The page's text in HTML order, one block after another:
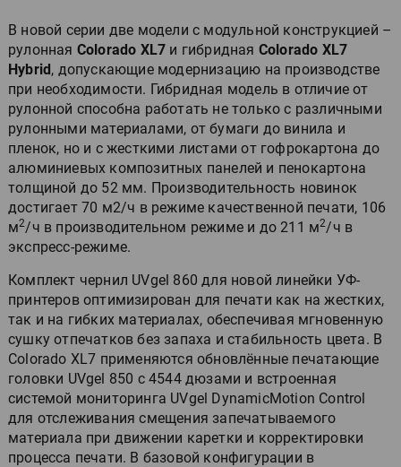
В новой серии две модели с модульной конструкцией –
рулонная Colorado XL7 и гибридная Colorado XL7
Hybrid, допускающие модернизацию на производстве
при необходимости. Гибридная модель в отличие от
рулонной способна работать не только с различными
рулонными материалами, от бумаги до винила и
пленок, но и с жесткими листами от гофрокартона до
алюминиевых композитных панелей и пенокартона
толщиной до 52 мм. Производительность новинок
достигает 70 м2/ч в режиме качественной печати, 106
м2/ч в производительном режиме и до 211 м2/ч в
экспресс-режиме.
Комплект чернил UVgel 860 для новой линейки УФ-
принтеров оптимизирован для печати как на жестких,
так и на гибких материалах, обеспечивая мгновенную
сушку отпечатков без запаха и стабильность цвета. В
Colorado XL7 применяются обновлённые печатающие
головки UVgel 850 с 4544 дюзами и встроенная
системой мониторинга UVgel DynamicMotion Control
для отслеживания смещения запечатываемого
материала при движении каретки и корректировки
процесса печати. В базовой конфигурации в